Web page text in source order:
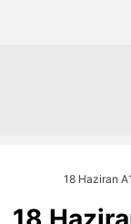
18 Haziran